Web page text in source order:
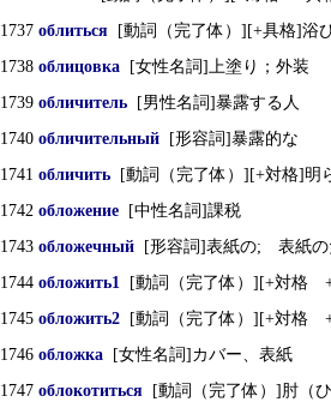
1737 облиться [動詞（完了体）][+具格]浴
1738 облицовка [女性名詞]上塗り；外装
1739 обличитель [男性名詞]暴露する人
1740 обличительный [形容詞]暴露的な
1741 обличить [動詞（完了体）][+対格]明
1742 обложение [中性名詞]課税
1743 обложечный [形容詞]表紙の; 表紙
1744 обложить1 [動詞（完了体）][+対格
1745 обложить2 [動詞（完了体）][+対格
1746 обложка [女性名詞]カバー、表紙
1747 облокотиться [動詞（完了体）]肘（